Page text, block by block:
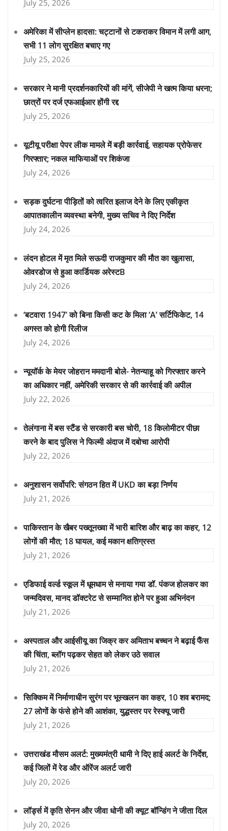
July 25, 2026
अमेरिका में सीप्लेन हादसा: चट्टानों से टकराकर विमान में लगी आग,
सभी 11 लोग सुरक्षित बचाए गए
July 25, 2026
सरकार ने मानी प्रदर्शनकारियों की मांगें, सीजेपी ने खत्म किया धरना;
छात्रों पर दर्ज एफआईआर होंगी रद्द
July 25, 2026
यूटीयू परीक्षा पेपर लीक मामले में बड़ी कार्रवाई, सहायक प्रोफेसर
गिरफ्तार; नकल माफियाओं पर शिकंजा
July 24, 2026
सड़क दुर्घटना पीड़ितों को त्वरित इलाज देने के लिए एकीकृत
आपातकालीन व्यवस्था बनेगी, मुख्य सचिव ने दिए निर्देश
July 24, 2026
लंदन होटल में मृत मिले सऊदी राजकुमार की मौत का खुलासा,
ओवरडोज से हुआ कार्डियक अरेस्टB
July 24, 2026
‘बटवारा 1947’ को बिना किसी कट के मिला ‘A’ सर्टिफिकेट, 14
अगस्त को होगी रिलीज
July 24, 2026
न्यूयॉर्क के मेयर जोहरान ममदानी बोले- नेतन्याहू को गिरफ्तार करने
का अधिकार नहीं, अमेरिकी सरकार से की कार्रवाई की अपील
July 22, 2026
तेलंगाना में बस स्टैंड से सरकारी बस चोरी, 18 किलोमीटर पीछा
करने के बाद पुलिस ने फिल्मी अंदाज में दबोचा आरोपी
July 22, 2026
अनुशासन सर्वोपरि: संगठन हित में UKD का बड़ा निर्णय
July 21, 2026
पाकिस्तान के खैबर पख्तूनख्वा में भारी बारिश और बाढ़ का कहर, 12
लोगों की मौत; 18 घायल, कई मकान क्षतिग्रस्त
July 21, 2026
एडिफाई वर्ल्ड स्कूल में धूमधाम से मनाया गया डॉ. पंकज होलकर का
जन्मदिवस, मानद डॉक्टरेट से सम्मानित होने पर हुआ अभिनंदन
July 21, 2026
अस्पताल और आईसीयू का जिक्र कर अमिताभ बच्चन ने बढ़ाई फैंस
की चिंता, ब्लॉग पढ़कर सेहत को लेकर उठे सवाल
July 21, 2026
सिक्किम में निर्माणाधीन सुरंग पर भूस्खलन का कहर, 10 शव बरामद;
27 लोगों के फंसे होने की आशंका, युद्धस्तर पर रेस्क्यू जारी
July 21, 2026
उत्तराखंड मौसम अलर्ट: मुख्यमंत्री धामी ने दिए हाई अलर्ट के निर्देश,
कई जिलों में रेड और ऑरेंज अलर्ट जारी
July 20, 2026
लॉर्ड्स में कृति सेनन और जीवा धोनी की क्यूट बॉन्डिंग ने जीता दिल
July 20, 2026